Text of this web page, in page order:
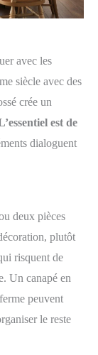
avec les
siècle avec des
crée un
est de
dialoguent
deux pièces
plutôt
risquent de
Un canapé en
peuvent
le reste